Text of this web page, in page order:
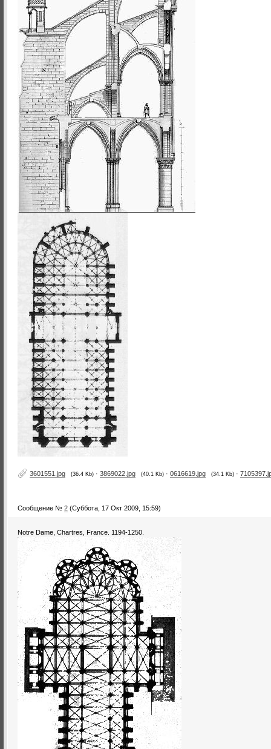
3601551.jpg (36.4 Kb) · 3869022.jpg (40.1 Kb) · 0616619.jpg (34.1 Kb) ·
Сообщение № 2 (Суббота, 17 Окт 2009, 15:59)
Notre Dame, Chartres, France. 1194-1250.